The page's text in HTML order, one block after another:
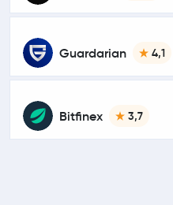
Guardarian 4,1
Bitfinex 3,7